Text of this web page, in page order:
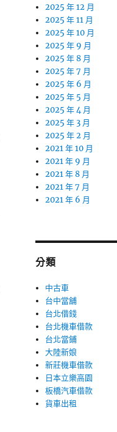
2025 年 12 月
2025 年 11 月
2025 年 10 月
2025 年 9 月
2025 年 8 月
2025 年 7 月
2025 年 6 月
2025 年 5 月
2025 年 4 月
2025 年 3 月
2025 年 2 月
2021 年 10 月
2021 年 9 月
2021 年 8 月
2021 年 7 月
2021 年 6 月
分類
中古車
台中當舖
台北借錢
台北機車借款
台北當鋪
大陸新娘
新莊機車借款
日本立樂高園
板橋汽車借款
貨車出租